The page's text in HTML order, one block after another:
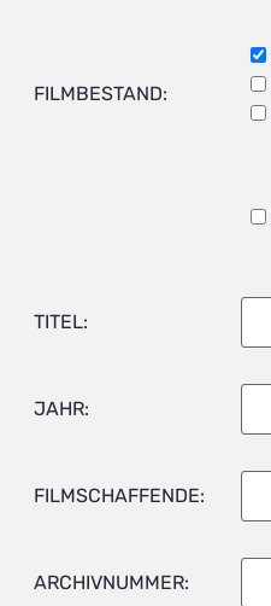
FILMBESTAND:
TITEL:
JAHR:
FILMSCHAFFENDE:
ARCHIVNUMMER: